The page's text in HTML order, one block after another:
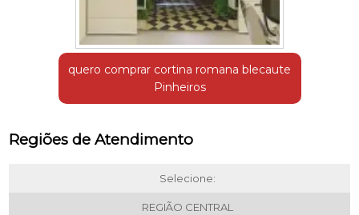
quero comprar cortina romana blecaute
Pinheiros
Regiões de Atendimento
Selecione:
REGIÃO CENTRAL